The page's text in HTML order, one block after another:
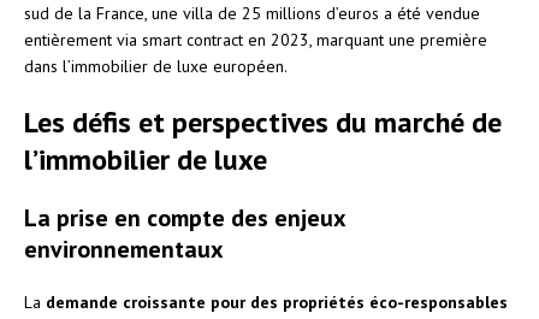
sud de la France, une villa de 25 millions d’euros a été vendue
entièrement via smart contract en 2023, marquant une première
dans l’immobilier de luxe européen.
Les défis et perspectives du marché de
l’immobilier de luxe
La prise en compte des enjeux
environnementaux
La demande croissante pour des propriétés éco-responsables